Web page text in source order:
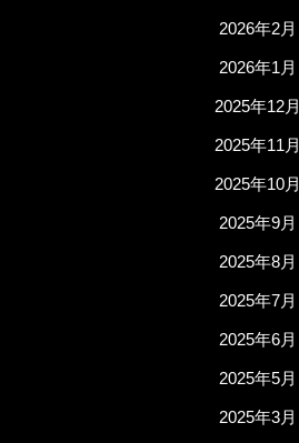
2026年2月
2026年1月
2025年12月
2025年11月
2025年10月
2025年9月
2025年8月
2025年7月
2025年6月
2025年5月
2025年3月